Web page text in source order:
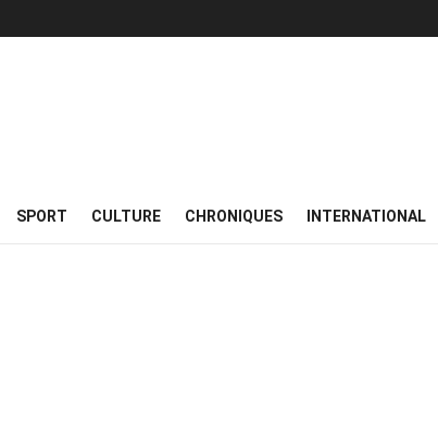
SPORT CULTURE CHRONIQUES INTERNATIONAL